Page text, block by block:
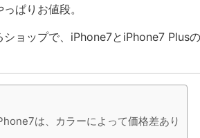
ぱりお値段。
ョップで、iPhone7とiPhone7 Plus
は、カラーによって価格差あり